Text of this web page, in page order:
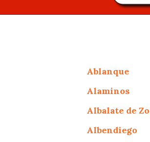
Ablanque
Alaminos
Albalate de
Albendiego